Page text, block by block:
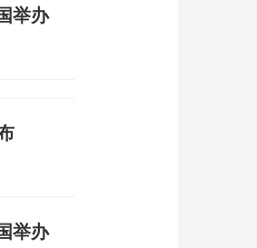
举办
举办